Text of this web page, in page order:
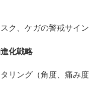
ク、ケガの警戒サイン
化戦略
リング（角度、痛み度